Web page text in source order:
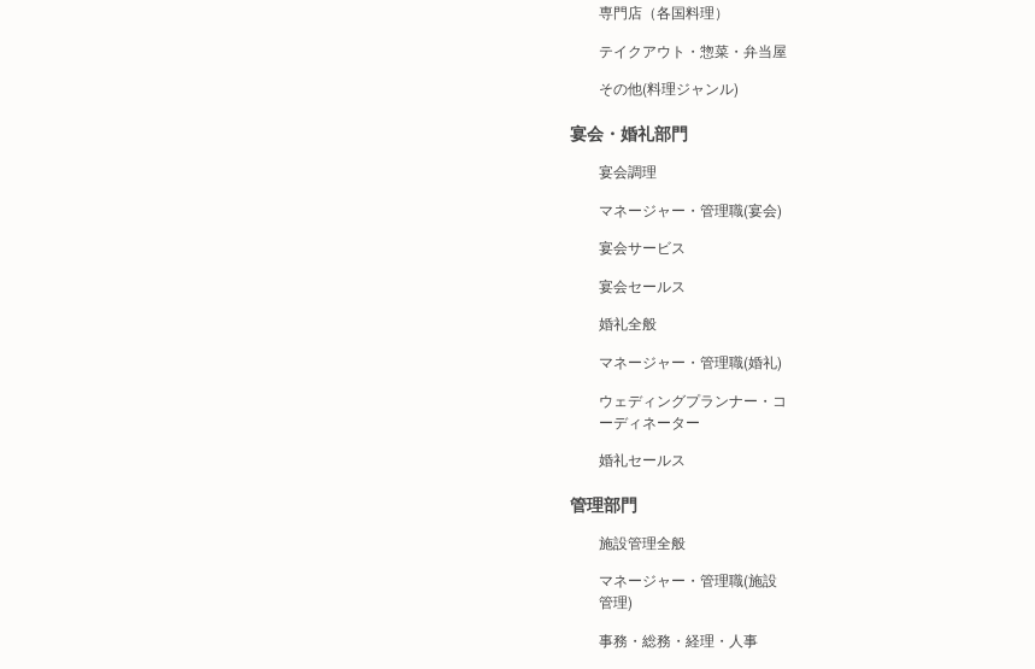
専門店（各国料理）
テイクアウト・惣菜・弁当屋
その他(料理ジャンル)
宴会・婚礼部門
宴会調理
マネージャー・管理職(宴会)
宴会サービス
宴会セールス
婚礼全般
マネージャー・管理職(婚礼)
ウェディングプランナー・コ
ーディネーター
婚礼セールス
管理部門
施設管理全般
マネージャー・管理職(施設
管理)
事務・総務・経理・人事